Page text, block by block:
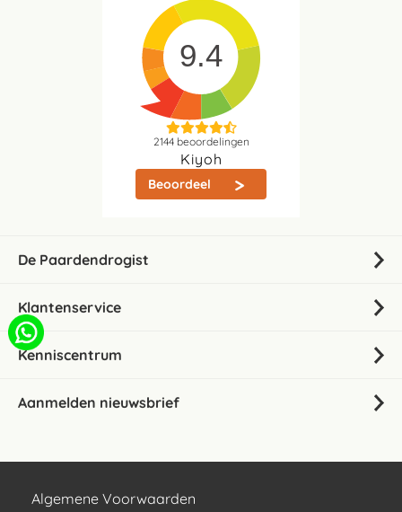
9.4
2144beoordelingen
Kiyoh
Beoordeel
De Paardendrogist
Klantenservice
Kenniscentrum
Aanmelden nieuwsbrief
Algemene Voorwaarden